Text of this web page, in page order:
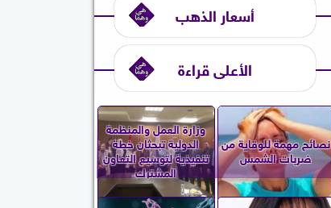
أسعار الذهب
الأعلى قراءة
نصائح مهمة للوقاية من
ضربات الشمس
وزارة العمل والمنظمة
الدولية تبحثان خطة
تنفيذية لتوسيع التعاون
المشترك